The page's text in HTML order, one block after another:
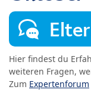
Hier findest du
weiteren Fragen,
Zum Expertenforum